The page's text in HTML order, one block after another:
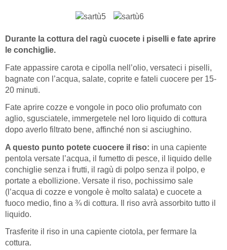
Durante la cottura del ragù cuocete i piselli e fate aprire
le conchiglie.
Fate appassire carota e cipolla nell’olio, versateci i piselli,
bagnate con l’acqua, salate, coprite e fateli cuocere per 15-
20 minuti.
Fate aprire cozze e vongole in poco olio profumato con
aglio, sgusciatele, immergetele nel loro liquido di cottura
dopo averlo filtrato bene, affinché non si asciughino.
A questo punto potete cuocere il riso: in una capiente
pentola versate l’acqua, il fumetto di pesce, il liquido delle
conchiglie senza i frutti, il ragù di polpo senza il polpo, e
portate a ebollizione. Versate il riso, pochissimo sale
(l’acqua di cozze e vongole è molto salata) e cuocete a
fuoco medio, fino a ¾ di cottura. Il riso avrà assorbito tutto il
liquido.
Trasferite il riso in una capiente ciotola, per fermare la
cottura.